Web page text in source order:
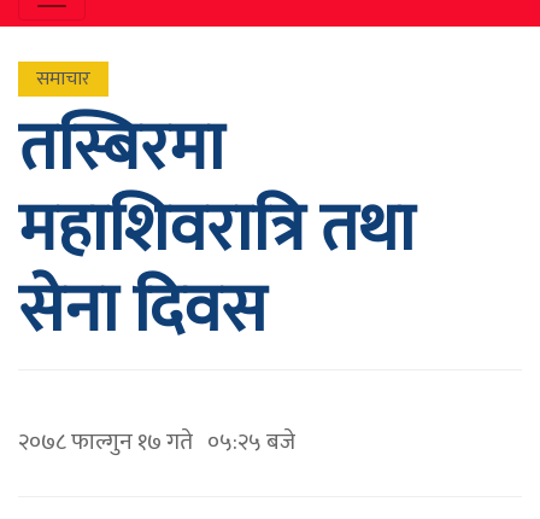
समाचार
तस्बिरमा
महाशिवरात्रि तथा
सेना दिवस
२०७८ फाल्गुन १७ गते ०५:२५ बजे